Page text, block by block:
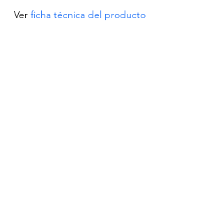
Ver ficha técnica del producto